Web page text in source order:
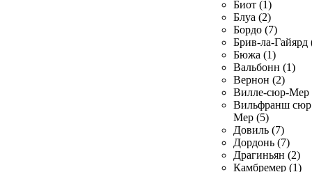
Биот (1)
Блуа (2)
Бордо (7)
Брив-ла-Гайярд
Бюжа (1)
Вальбонн (1)
Вернон (2)
Вилле-сюр-Мер
Вильфранш сюр
Мер (5)
Довиль (7)
Дордонь (7)
Драгиньян (2)
Камбремер (1)